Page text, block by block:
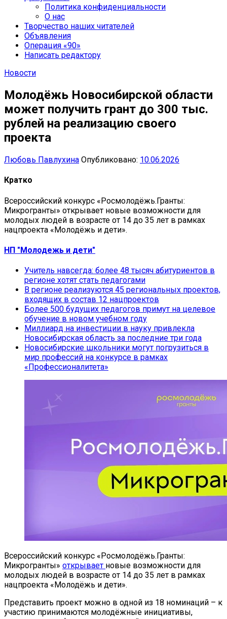
Политика конфиденциальности
О нас
Творчество наших читателей
Объявления
Операция «90»
Написать редактору
Новости
Молодёжь Новосибирской области
может получить грант до 300 тыс.
рублей на реализацию своего
проекта
Любовь Павлухина Опубликовано: 10.06.2026
Кратко
Всероссийский конкурс «Росмолодёжь.Гранты:
Микрогранты» открывает новые возможности для
молодых людей в возрасте от 14 до 35 лет в рамках
нацпроекта «Молодёжь и дети».
НП "Молодежь и дети"
Учитель навсегда: более 48 тысяч абитуриентов в
регионе хотят стать педагогами
В регионе реализуются 45 региональных проектов,
входящих в состав 12 нацпроектов
Более 500 будущих педагогов примут на целевое
обучение в новом учебном году
Миллиард на инвестиции в науку привлекла
Новосибирская область за последние три года
Новосибирские школьники могут погрузиться в
мир профессий на конкурсе в рамках
«Профессионалитета»
Всероссийский конкурс «Росмолодёжь.Гранты:
Микрогранты» открывает новые возможности для
молодых людей в возрасте от 14 до 35 лет в рамках
нацпроекта «Молодёжь и дети».
Представить проект можно в одной из 18 номинаций – к
участию принимаются молодёжные инициативы,